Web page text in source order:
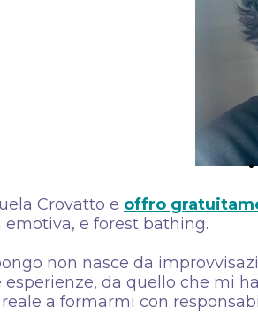
Crovatto e offro
emotiva, e forest bathing.
non nasce da
esperienze, da quello che mi
a formarmi con